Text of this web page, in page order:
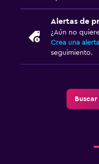
Alertas de
¿Aún no
Crea una
seguimiento.